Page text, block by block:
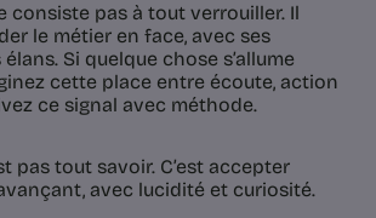
consiste pas à tout verrouiller. Il
le métier en face, avec ses
Si quelque chose s’allume
cette place entre écoute, action
ce signal avec méthode.
pas tout savoir. C’est accepter
avec lucidité et curiosité.